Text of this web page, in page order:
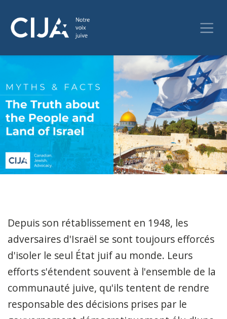
Depuis son rétablissement en 1948, les
adversaires d'Israël se sont toujours efforcés
d'isoler le seul État juif au monde. Leurs
efforts s'étendent souvent à l'ensemble de la
communauté juive, qu'ils tentent de rendre
responsable des décisions prises par le